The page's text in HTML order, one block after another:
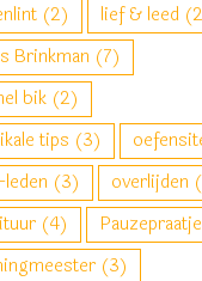
(2) lief & leed
Brinkman (7)
bik (2)
tips (3)
(3) overlijden
(4)
Pauzepraatje
(3)